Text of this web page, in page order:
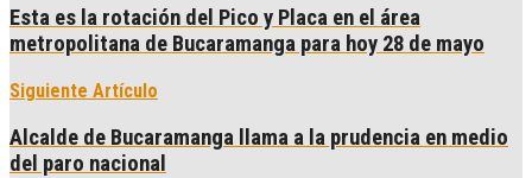
Esta es la rotación del Pico y Placa en el área
metropolitana de Bucaramanga para hoy 28 de mayo
Siguiente Artículo
Alcalde de Bucaramanga llama a la prudencia en medio
del paro nacional